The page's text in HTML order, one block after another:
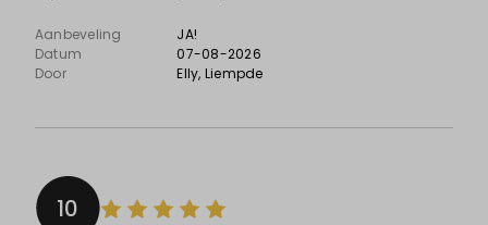
Aanbeveling
JA!
Datum
07-08-2026
Door
Elly, Liempde
10